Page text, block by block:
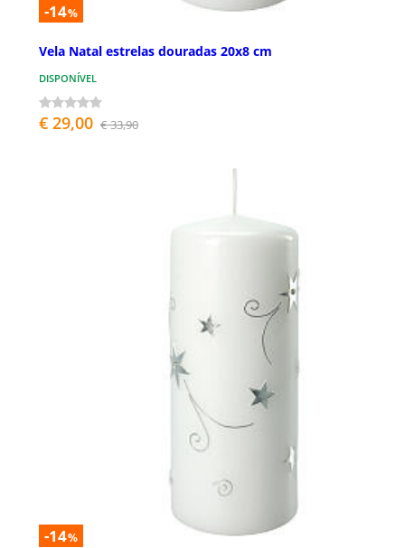
-14%
Vela Natal estrelas douradas 20x8 cm
DISPONÍVEL
€ 29,00 € 33,90
-14%